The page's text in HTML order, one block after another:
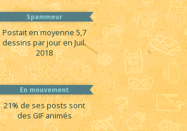
Spammeur
Postait en moyenne 5,7
dessins par jour en Juil.
2018
En mouvement
21% de ses posts sont
des GIF animés